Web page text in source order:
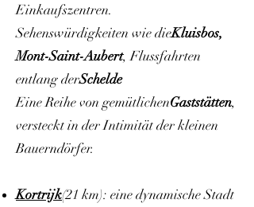
Einkaufszentren.
Sehenswürdigkeiten wie dieKluisbos,
Mont-Saint-Aubert, Flussfahrten
entlang derSchelde
Eine Reihe von gemütlichenGaststätten,
versteckt in der Intimität der kleinen
Bauerndörfer.
Kortrijk(21 km): eine dynamische Stadt